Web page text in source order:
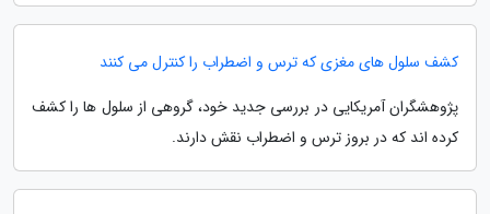
کشف سلول های مغزی که ترس و اضطراب را کنترل می کنند
پژوهشگران آمریکایی در بررسی جدید خود، گروهی از سلول ها را کشف
کرده اند که در بروز ترس و اضطراب نقش دارند.